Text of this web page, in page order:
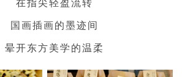
在指尖轻盈流转
国画插画的墨迹间
晕开东方美学的温柔